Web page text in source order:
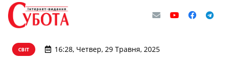
СВІТ 16:28, Четвер, 29 Травня, 2025